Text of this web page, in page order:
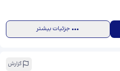
جزئیات بیشتر
گزارش